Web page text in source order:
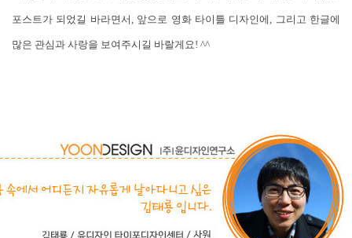
포스트가 되었길 바라면서, 앞으로 영화 타이틀 디자인에, 그리고 한글에
많은 관심과 사랑을 보여주시길 바랄게요! ^^